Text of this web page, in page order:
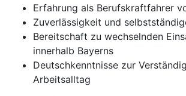
Erfahrung als Berufskraftfahrer
Zuverlässigkeit und
Bereitschaft zu wechselnden
innerhalb Bayerns
Deutschkenntnisse zur
Arbeitsalltag